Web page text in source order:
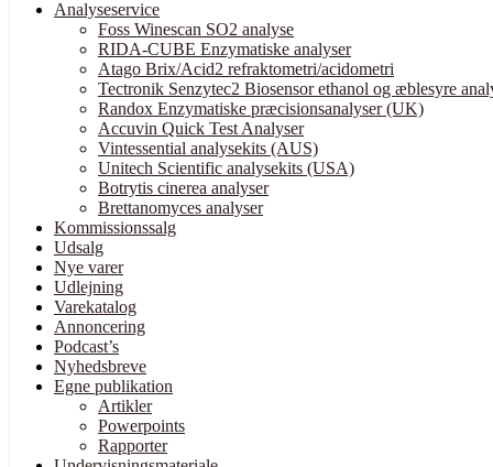
Analyseservice
Foss Winescan SO2 analyse
RIDA-CUBE Enzymatiske analyser
Atago Brix/Acid2 refraktometri/acidometri
Tectronik Senzytec2 Biosensor ethanol og æblesyre
Randox Enzymatiske præcisionsanalyser (UK)
Accuvin Quick Test Analyser
Vintessential analysekits (AUS)
Unitech Scientific analysekits (USA)
Botrytis cinerea analyser
Brettanomyces analyser
Kommissionssalg
Udsalg
Nye varer
Udlejning
Varekatalog
Annoncering
Podcast’s
Nyhedsbreve
Egne publikation
Artikler
Powerpoints
Rapporter